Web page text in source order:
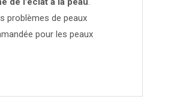
problèmes de peaux
pour les peaux